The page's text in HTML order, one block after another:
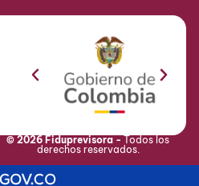
© 2026 Fiduprevisora -Todos los
derechos reservados.